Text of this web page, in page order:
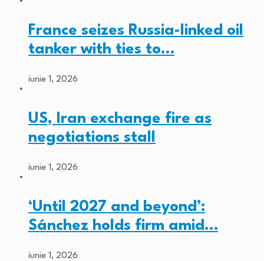
France seizes Russia-linked oil
tanker with ties to…
iunie 1, 2026
US, Iran exchange fire as
negotiations stall
iunie 1, 2026
‘Until 2027 and beyond’:
Sánchez holds firm amid…
iunie 1, 2026